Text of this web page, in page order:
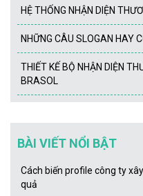
HỆ THỐNG NHẬN DIỆN
NHỮNG CÂU SLOGAN HAY
THIẾT KẾ BỘ NHẬN DIỆN
BRASOL
BÀI VIẾT NỔI BẬT
Cách biến profile công ty
quả